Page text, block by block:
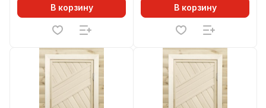
В корзину В корзину